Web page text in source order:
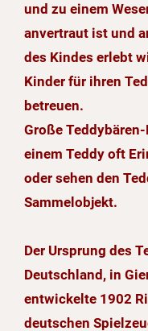
und zu einem
anvertraut ist und
des Kindes erlebt
Kinder für ihren
betreuen.
Große
einem Teddy oft
oder sehen den
Sammelobjekt.
Der Ursprung des
Deutschland, in
entwickelte 1902
deutschen